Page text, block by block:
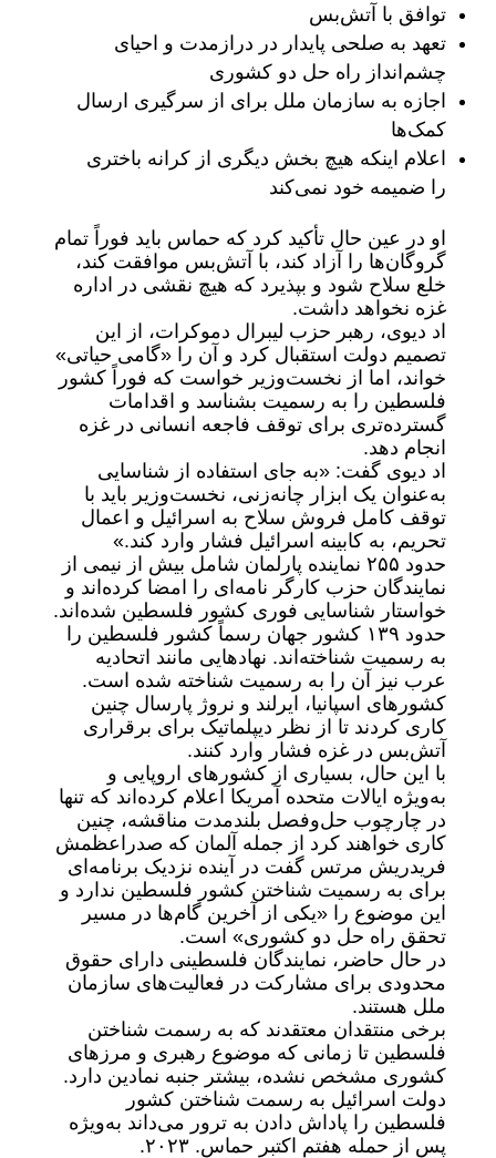
توافق با آتش‌بس
تعهد به صلحی پایدار در درازمدت و احیای
چشم‌انداز راه‌ حل دو کشوری
اجازه به سازمان ملل برای از سرگیری ارسال
کمک‌ها
اعلام اینکه هیچ بخش دیگری از کرانه باختری
را ضمیمه خود نمی‌کند
او در عین حال تأکید کرد که حماس باید فوراً تمام
گروگان‌ها را آزاد کند، با آتش‌بس موافقت کند،
خلع سلاح شود و بپذیرد که هیچ نقشی در اداره
غزه نخواهد داشت.
اد دیوی، رهبر حزب لیبرال دموکرات، از این
تصمیم دولت استقبال کرد و آن را «گامی حیاتی»
خواند، اما از نخست‌وزیر خواست که فوراً کشور
فلسطین را به رسمیت بشناسد و اقدامات
گسترده‌تری برای توقف فاجعه انسانی در غزه
انجام دهد.
اد دیوی گفت: «به جای استفاده از شناسایی
به‌عنوان یک ابزار چانه‌زنی، نخست‌وزیر باید با
توقف کامل فروش سلاح به اسرائیل و اعمال
تحریم، به کابینه اسرائیل فشار وارد کند.»
حدود ۲۵۵ نماینده پارلمان شامل بیش از نیمی از
نمایندگان حزب کارگر نامه‌ای را امضا کرده‌اند و
خواستار شناسایی فوری کشور فلسطین شده‌اند.
حدود ۱۳۹ کشور جهان رسماً کشور فلسطین را
به رسمیت شناخته‌اند. نهادهایی مانند اتحادیه
عرب نیز آن را به رسمیت شناخته شده است.
کشورهای اسپانیا، ایرلند و نروژ پارسال چنین
کاری کردند تا از نظر دیپلماتیک برای برقراری
آتش‌بس در غزه فشار وارد کنند.
با این حال، بسیاری از کشورهای اروپایی و
به‌ویژه ایالات متحده آمریکا اعلام کرده‌اند که تنها
در چارچوب حل‌وفصل بلندمدت مناقشه، چنین
کاری خواهند کرد از جمله آلمان که صدراعظمش
فریدریش مرتس گفت در آینده نزدیک برنامه‌ای
برای به رسمیت شناختن کشور فلسطین ندارد و
این موضوع را «یکی از آخرین گام‌ها در مسیر
تحقق راه‌ حل دو کشوری» است.
در حال حاضر، نمایندگان فلسطینی دارای حقوق
محدودی برای مشارکت در فعالیت‌های سازمان
ملل هستند.
برخی منتقدان معتقدند که به رسمت شناختن
فلسطین تا زمانی که موضوع رهبری و مرزهای
کشوری مشخص نشده، بیشتر جنبه نمادین دارد.
دولت اسرائیل به رسمت شناختن کشور
فلسطین را پاداش دادن به ترور می‌داند به‌ویژه
پس از حمله هفتم اکتبر حماس. ۲۰۲۳.